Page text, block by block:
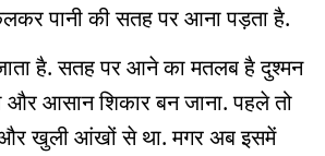
पानी की सतह पर आना पड़ता है.
है. सतह पर आने का मतलब है दुश्मन
आसान शिकार बन जाना. पहले तो
और खुली आंखों से था. मगर अब इसमें